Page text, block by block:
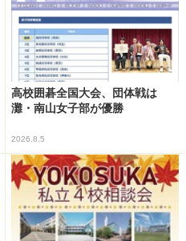
高校囲碁全国大会、団体戦は
灘・南山女子部が優勝
2026.8.5